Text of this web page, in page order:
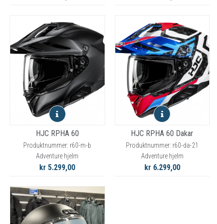
HJC RPHA 60
Produktnummer: r60-m-b
Adventure hjelm
kr 5.299,00
HJC RPHA 60 Dakar
Produktnummer: r60-da-21
Adventure hjelm
kr 6.299,00